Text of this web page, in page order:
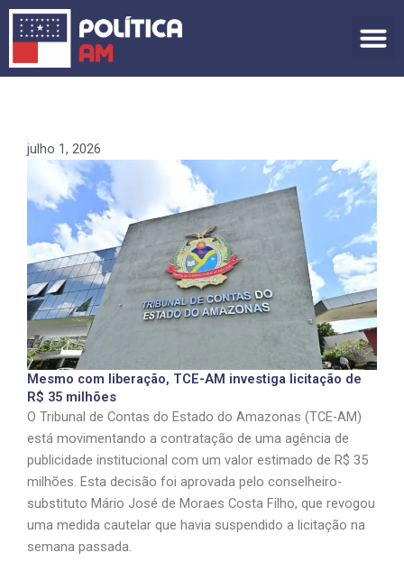
para
conteúdo
julho 1, 2026
Mesmo com liberação, TCE-AM investiga licitação de
R$ 35 milhões
O Tribunal de Contas do Estado do Amazonas (TCE-AM)
está movimentando a contratação de uma agência de
publicidade institucional com um valor estimado de R$ 35
milhões. Esta decisão foi aprovada pelo conselheiro-
substituto Mário José de Moraes Costa Filho, que revogou
uma medida cautelar que havia suspendido a licitação na
semana passada.